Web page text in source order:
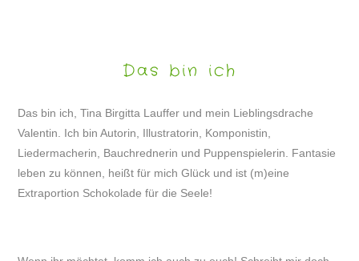
Das bin ich
Das bin ich, Tina Birgitta Lauffer und mein Lieblingsdrache
Valentin. Ich bin Autorin, Illustratorin, Komponistin,
Liedermacherin, Bauchrednerin und Puppenspielerin. Fantasie
leben zu können, heißt für mich Glück und ist (m)eine
Extraportion Schokolade für die Seele!